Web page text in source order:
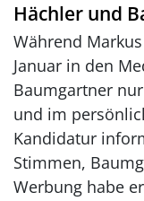
Hächler und
Während
Januar in den
Baumgartner
und im
Kandidatur
Stimmen,
Werbung habe